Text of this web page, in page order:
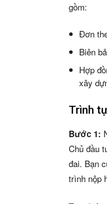
gồm:
Đơn
Biên
Hợp
xây
Trình
Bước 1:
Chủ đầu
đai. Bạn
trình nộp